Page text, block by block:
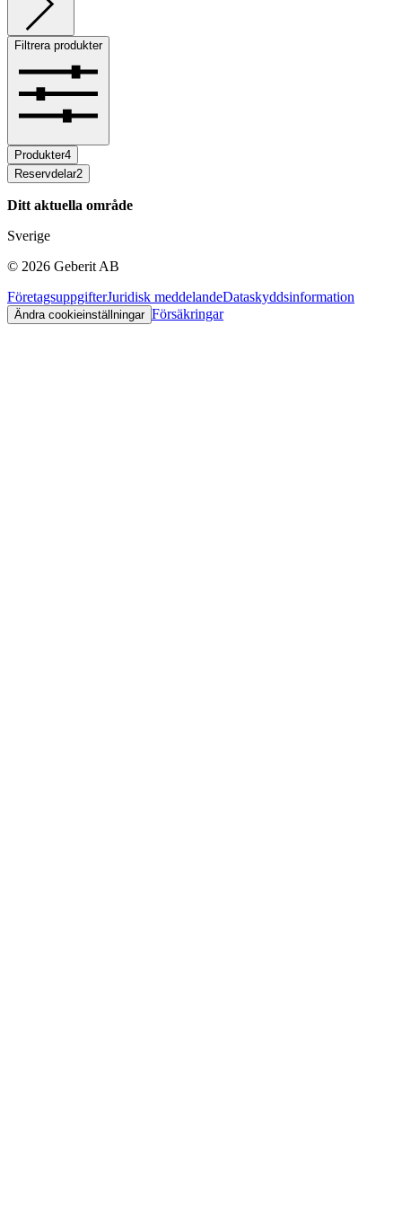
Filtrera produkter
Produkter4
Reservdelar2
Ditt aktuella område
Sverige
© 2026 Geberit AB
FöretagsuppgifterJuridisk meddelandeDataskyddsinformation
Ändra cookieinställningar Försäkringar